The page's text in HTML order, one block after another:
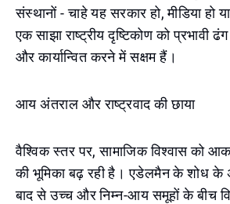
संस्थानों - चाहे यह सरकार हो, मीडिया हो या
एक साझा राष्ट्रीय दृष्टिकोण को प्रभावी
और कार्यान्वित करने में सक्षम हैं।
आय अंतराल और राष्ट्रवाद की छाया
वैश्विक स्तर पर, सामाजिक विश्वास को
की भूमिका बढ़ रही है। एडेलमैन के शोध
बाद से उच्च और निम्न-आय समूहों के बीच